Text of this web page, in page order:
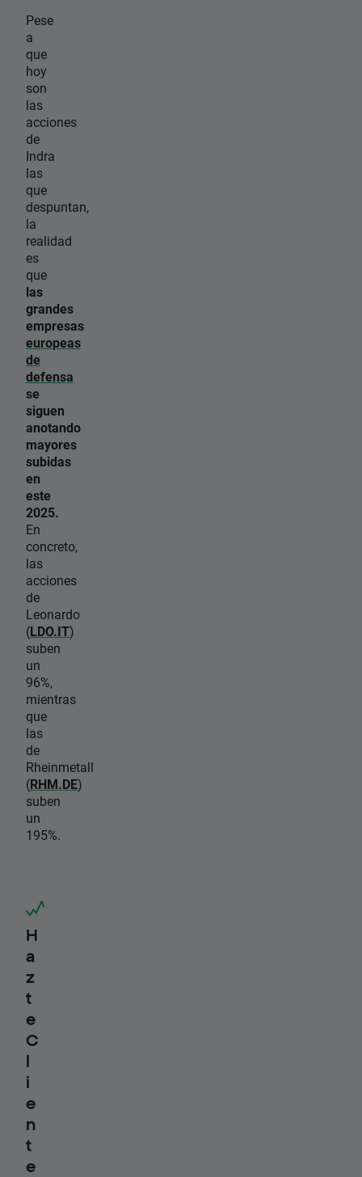
Pese
a
que
hoy
son
las
acciones
de
Indra
las
que
despuntan,
la
realidad
es
que
las
grandes
empresas
europeas
de
defensa
se
siguen
anotando
mayores
subidas
en
este
2025.
En
concreto,
las
acciones
de
Leonardo
(LDO.IT)
suben
un
96%,
mientras
que
las
de
Rheinmetall
(RHM.DE)
suben
un
195%.
H
a
z
t
e
C
l
i
e
n
t
e